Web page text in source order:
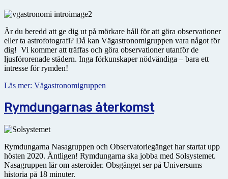
Är du beredd att ge dig ut på mörkare håll för att göra observationer
eller ta astrofotografi? Då kan Vägastronomigruppen vara något för
dig! Vi kommer att träffas och göra observationer utanför de
ljusförorenade städern. Inga förkunskaper nödvändiga – bara ett
intresse för rymden!
Läs mer: Vägastronomigruppen
Rymdungarnas återkomst
Rymdungarna Nasagruppen och Observatoriegänget har startat upp
hösten 2020. Äntligen! Rymdungarna ska jobba med Solsystemet.
Nasagruppen lär om asteroider. Obsgänget ser på Universums
historia på 18 minuter.